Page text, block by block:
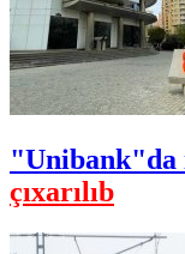
çıxarılıb